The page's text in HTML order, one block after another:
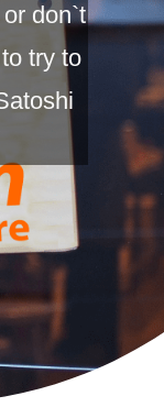
or don`t
try to